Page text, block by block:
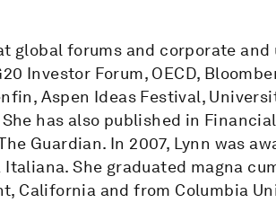
global forums and corporate
Investor Forum, OECD,
Aspen Ideas Festival,
has also published in
Guardian. In 2007, Lynn was
She graduated magna
California and from Columbia